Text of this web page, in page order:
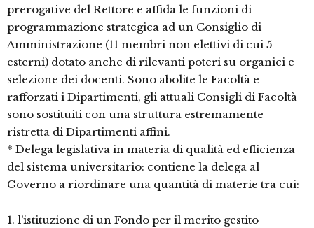
prerogative del Rettore e affida le funzioni di
programmazione strategica ad un Consiglio di
Amministrazione (11 membri non elettivi di cui 5
esterni) dotato anche di rilevanti poteri su organici e
selezione dei docenti. Sono abolite le Facoltà e
rafforzati i Dipartimenti, gli attuali Consigli di Facoltà
sono sostituiti con una struttura estremamente
ristretta di Dipartimenti affini.
* Delega legislativa in materia di qualità ed efficienza
del sistema universitario: contiene la delega al
Governo a riordinare una quantità di materie tra cui:
1. l’istituzione di un Fondo per il merito gestito